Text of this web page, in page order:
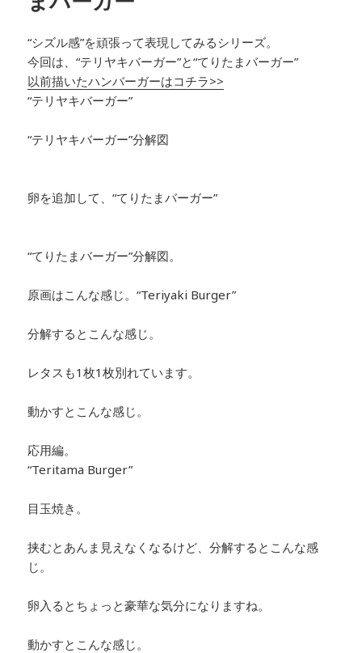
“シズル感”を頑張って表現してみるシリーズ。
今回は、“テリヤキバーガー”と“てりたまバーガー”
以前描いたハンバーガーはコチラ>>
“テリヤキバーガー”
“テリヤキバーガー”分解図
卵を追加して、“てりたまバーガー”
“てりたまバーガー”分解図。
原画はこんな感じ。“Teriyaki Burger”
分解するとこんな感じ。
レタスも1枚1枚別れています。
動かすとこんな感じ。
応用編。
“Teritama Burger”
目玉焼き。
挟むとあんま見えなくなるけど、分解するとこんな感
じ。
卵入るとちょっと豪華な気分になりますね。
動かすとこんな感じ。